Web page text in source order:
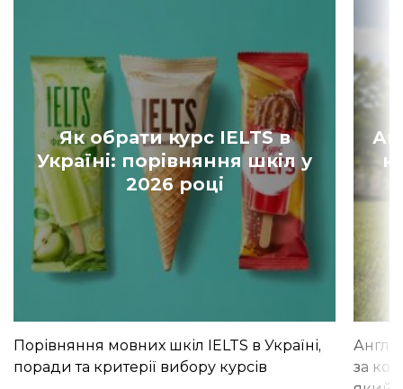
Як обрати курс IELTS в
Україні: порівняння шкіл у
2026 році
Порівняння мовних шкіл IELTS в Україні,
поради та критерії вибору курсів
за